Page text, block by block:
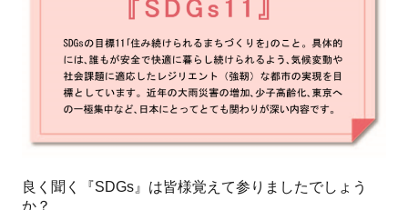
良く聞く『SDGs』は皆様覚えて参りましたでしょう
か？